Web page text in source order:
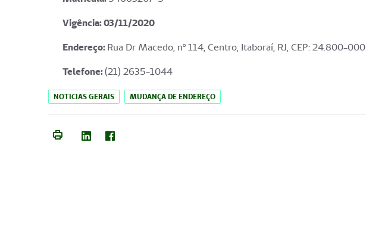
Vigência: 03/11/2020
Endereço:Rua Dr Macedo, nº 114, Centro, Itaboraí, RJ, CEP: 24.800-000
Telefone:(21) 2635-1044
NOTICIAS GERAIS MUDANÇA DE ENDEREÇO